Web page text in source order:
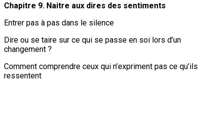
Chapitre 9. Naitre aux dires des sentiments
Entrer pas à pas dans le silence
Dire ou se taire sur ce qui se passe en soi lors d’un
changement ?
Comment comprendre ceux qui n’expriment pas ce qu’ils
ressentent